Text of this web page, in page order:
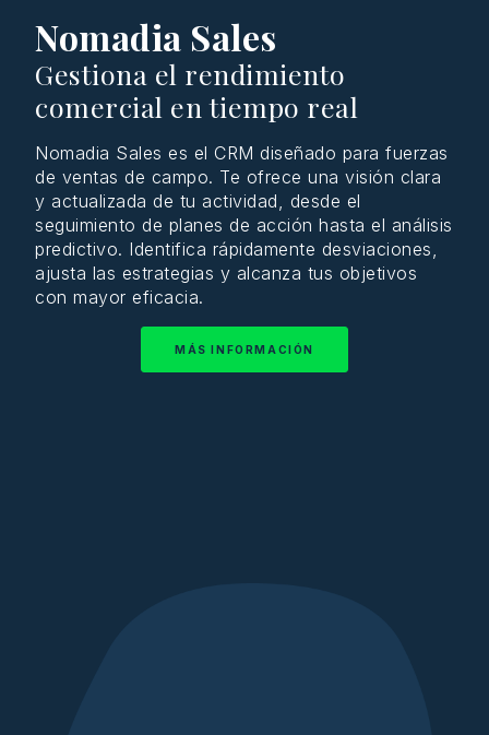
Nomadia Sales
Gestiona el rendimiento
comercial en tiempo real
Nomadia Sales es el CRM diseñado para fuerzas
de ventas de campo. Te ofrece una visión clara
y actualizada de tu actividad, desde el
seguimiento de planes de acción hasta el análisis
predictivo. Identifica rápidamente desviaciones,
ajusta las estrategias y alcanza tus objetivos
con mayor eficacia.
MÁS INFORMACIÓN